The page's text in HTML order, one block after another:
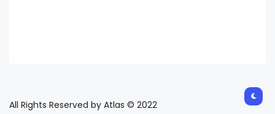
All Rights Reserved by Atlas © 2022